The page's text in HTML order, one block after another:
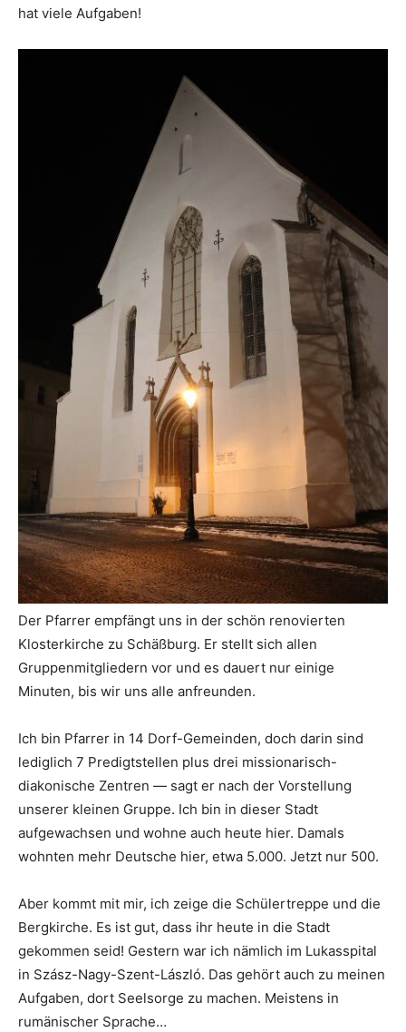
hat viele Aufgaben!
Der Pfarrer empfängt uns in der schön renovierten
Klosterkirche zu Schäßburg. Er stellt sich allen
Gruppenmitgliedern vor und es dauert nur einige
Minuten, bis wir uns alle anfreunden.
Ich bin Pfarrer in 14 Dorf-Gemeinden, doch darin sind
lediglich 7 Predigtstellen plus drei missionarisch-
diakonische Zentren — sagt er nach der Vorstellung
unserer kleinen Gruppe. Ich bin in dieser Stadt
aufgewachsen und wohne auch heute hier. Damals
wohnten mehr Deutsche hier, etwa 5.000. Jetzt nur 500.
Aber kommt mit mir, ich zeige die Schülertreppe und die
Bergkirche. Es ist gut, dass ihr heute in die Stadt
gekommen seid! Gestern war ich nämlich im Lukasspital
in Szász-Nagy-Szent-László. Das gehört auch zu meinen
Aufgaben, dort Seelsorge zu machen. Meistens in
rumänischer Sprache…